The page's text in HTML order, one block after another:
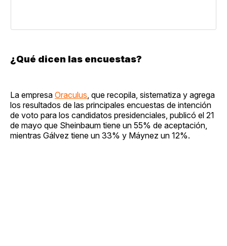
¿Qué dicen las encuestas?
La empresa Oraculus, que recopila, sistematiza y agrega
los resultados de las principales encuestas de intención
de voto para los candidatos presidenciales, publicó el 21
de mayo que Sheinbaum tiene un 55% de aceptación,
mientras Gálvez tiene un 33% y Máynez un 12%.